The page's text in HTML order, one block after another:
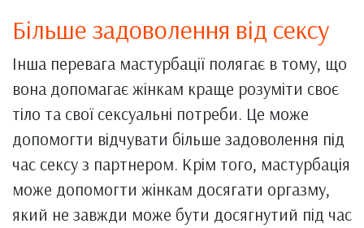
Більше задоволення від сексу
Інша перевага мастурбації полягає в тому, що
вона допомагає жінкам краще розуміти своє
тіло та свої сексуальні потреби. Це може
допомогти відчувати більше задоволення під
час сексу з партнером. Крім того, мастурбація
може допомогти жінкам досягати оргазму,
який не завжди може бути досягнутий під час